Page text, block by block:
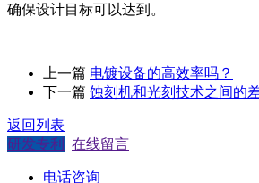
确保设计目标可以达到。
上一篇 电镀设备的高效率吗？
下一篇 蚀刻机和光刻技术之间的
返回列表
研发专利
在线留言
电话咨询